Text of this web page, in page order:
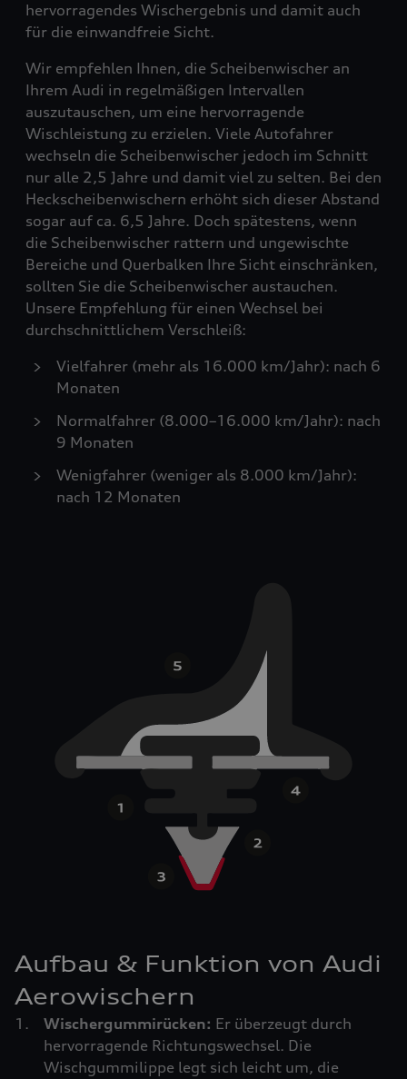
hervorragendes Wischergebnis und damit auch
für die einwandfreie Sicht.
Wir empfehlen Ihnen, die Scheibenwischer an
Ihrem Audi in regelmäßigen Intervallen
auszutauschen, um eine hervorragende
Wischleistung zu erzielen. Viele Autofahrer
wechseln die Scheibenwischer jedoch im Schnitt
nur alle 2,5 Jahre und damit viel zu selten. Bei den
Heckscheibenwischern erhöht sich dieser Abstand
sogar auf ca. 6,5 Jahre. Doch spätestens, wenn
die Scheibenwischer rattern und ungewischte
Bereiche und Querbalken Ihre Sicht einschränken,
sollten Sie die Scheibenwischer austauchen.
Unsere Empfehlung für einen Wechsel bei
durchschnittlichem Verschleiß:
Vielfahrer (mehr als 16.000 km/Jahr): nach 6
Monaten
Normalfahrer (8.000–16.000 km/Jahr): nach
9 Monaten
Wenigfahrer (weniger als 8.000 km/Jahr):
nach 12 Monaten
Aufbau & Funktion von Audi
Aerowischern
Wischergummirücken: Er überzeugt durch
hervorragende Richtungswechsel. Die
Wischgummilippe legt sich leicht um, die